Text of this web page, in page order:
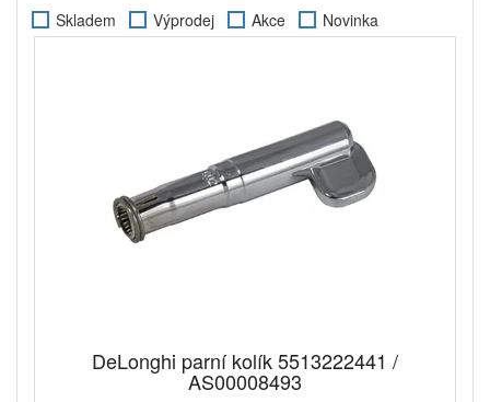
Skladem Výprodej Akce Novinka
DeLonghi parní kolík 5513222441 /
AS00008493